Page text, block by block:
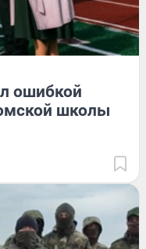
ошибкой
школы